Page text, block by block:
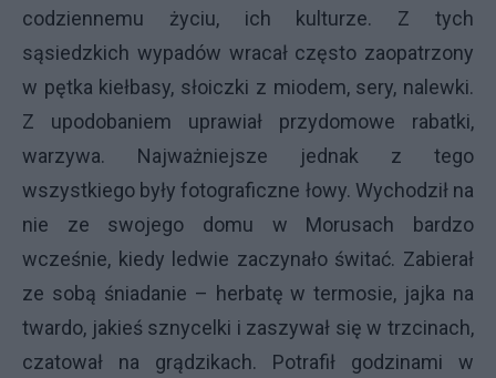
codziennemu życiu, ich kulturze. Z tych
sąsiedzkich wypadów wracał często zaopatrzony
w pętka kiełbasy, słoiczki z miodem, sery, nalewki.
Z upodobaniem uprawiał przydomowe rabatki,
warzywa. Najważniejsze jednak z tego
wszystkiego były fotograficzne łowy. Wychodził na
nie ze swojego domu w Morusach bardzo
wcześnie, kiedy ledwie zaczynało świtać. Zabierał
ze sobą śniadanie – herbatę w termosie, jajka na
twardo, jakieś sznycelki i zaszywał się w trzcinach,
czatował na grądzikach. Potrafił godzinami w